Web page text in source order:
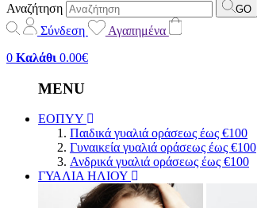
Αναζήτηση
GO
Σύνδεση
Αγαπημένα
0 Καλάθι 0.00€
MENU
ΕΟΠΥΥ
Παιδικά γυαλιά οράσεως έως €100
Γυναικεία γυαλιά οράσεως έως €100
Ανδρικά γυαλιά οράσεως έως €100
ΓΥΑΛΙΑ ΗΛΙΟΥ